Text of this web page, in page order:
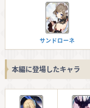
サンドローネ
本編に登場したキャラ